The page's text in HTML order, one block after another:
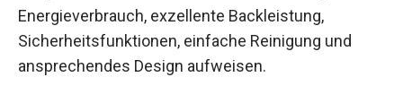
Energieverbrauch, exzellente Backleistung,
Sicherheitsfunktionen, einfache Reinigung und
ansprechendes Design aufweisen.